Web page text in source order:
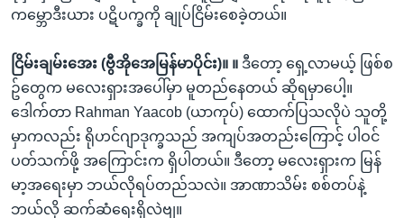
ကမ္ဘောဒီးယား ပဋိပက္ခကို ချုပ်ငြိမ်းစေခဲ့တယ်။
ငြိမ်းချမ်းအေး (ဗွီအိုအေမြန်မာပိုင်း)။ ။ ဒီတော့ ရှေ့လာမယ့် ဖြစ်စ
ဥ်တွေက မလေးရှားအပေါ်မှာ မူတည်နေတယ် ဆိုရမှာပေါ့။
ဒေါက်တာ Rahman Yaacob (ယာကုပ်) ထောက်ပြသလိုပဲ သူတို့
မှာကလည်း ရိုဟင်ဂျာဒုက္ခသည် အကျပ်အတည်းကြောင့် ပါဝင်
ပတ်သက်ဖို့ အကြောင်းက ရှိ‌ပါတယ်။ ဒီတော့ မလေးရှားက မြန်
မာ့အရေးမှာ ဘယ်လိုရပ်တည်သလဲ။ အာဏာသိမ်း စစ်တပ်နဲ့
ဘယ်လို ဆက်ဆံရေးရှိလဲဗျ။